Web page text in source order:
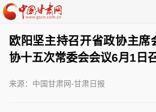
欧阳坚主持召开省政协主席
协十五次常委会会议6月1日
来源：中国甘肃网-甘肃日报